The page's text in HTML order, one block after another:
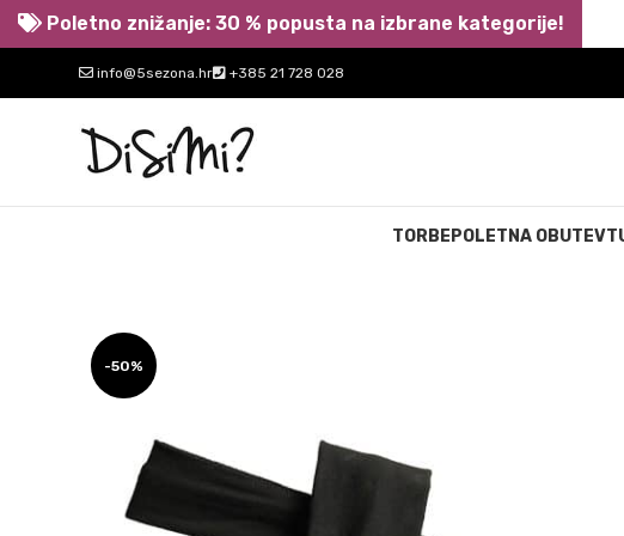
info@5sezona.hr +385 21 728 028
TORBE POLETNA OBUTEV
-50%
Poletno znižanje: 30 % popusta na izbrane kategorije!